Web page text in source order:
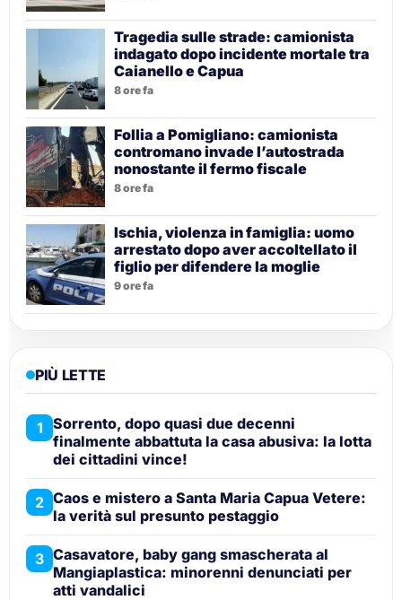
Tragedia sulle strade: camionista
indagato dopo incidente mortale tra
Caianello e Capua
8 ore fa
Follia a Pomigliano: camionista
contromano invade l’autostrada
nonostante il fermo fiscale
8 ore fa
Ischia, violenza in famiglia: uomo
arrestato dopo aver accoltellato il
figlio per difendere la moglie
9 ore fa
PIÙ LETTE
1 Sorrento, dopo quasi due decenni
finalmente abbattuta la casa abusiva: la lotta
dei cittadini vince!
2 Caos e mistero a Santa Maria Capua Vetere:
la verità sul presunto pestaggio
3 Casavatore, baby gang smascherata al
Mangiaplastica: minorenni denunciati per
atti vandalici